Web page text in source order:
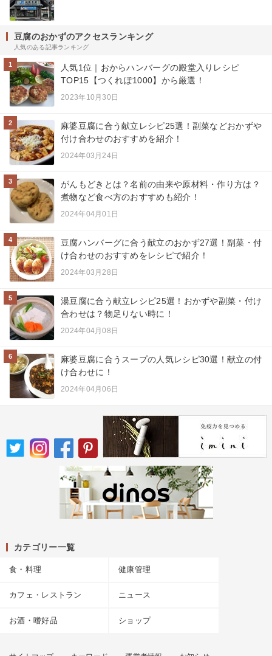
豆腐のおかずのアクセスランキング
人気のある記事ランキング
1
人気1位｜おからハンバーグの殿堂入りレシピ
TOP15【つくれぽ1000】から厳選！
2023年10月30日
2
麻婆豆腐に合う献立レシピ25選！副菜などおかずや
付け合わせのおすすめを紹介！
2024年03月24日
3
がんもどきとは？名前の由来や原材料・作り方は？
煮物など食べ方のおすすめも紹介！
2024年04月01日
4
豆腐ハンバーグに合う献立のおかず27選！副菜・付
け合わせのおすすめをレシピで紹介！
2024年03月28日
5
湯豆腐に合う献立レシピ25選！おかずや副菜・付け
合わせは？物足りない時に！
2024年04月08日
6
麻婆豆腐に合うスープの人気レシピ30選！献立の付
け合わせに！
2024年04月06日
カテゴリー一覧
食・料理 健康管理
カフェ・レストラン ニュース
お酒・嗜好品 ショップ